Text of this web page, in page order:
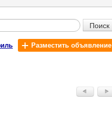
Поиск
Разместить объявление